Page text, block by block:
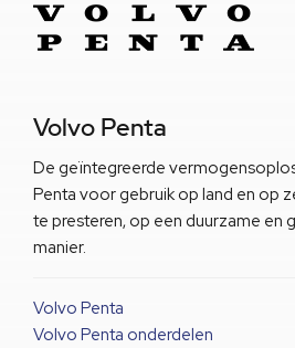
Volvo Penta
De geïntegreerde
Penta voor gebruik op land en op
te presteren, op een duurzame en
manier.
Volvo Penta
Volvo Penta onderdelen